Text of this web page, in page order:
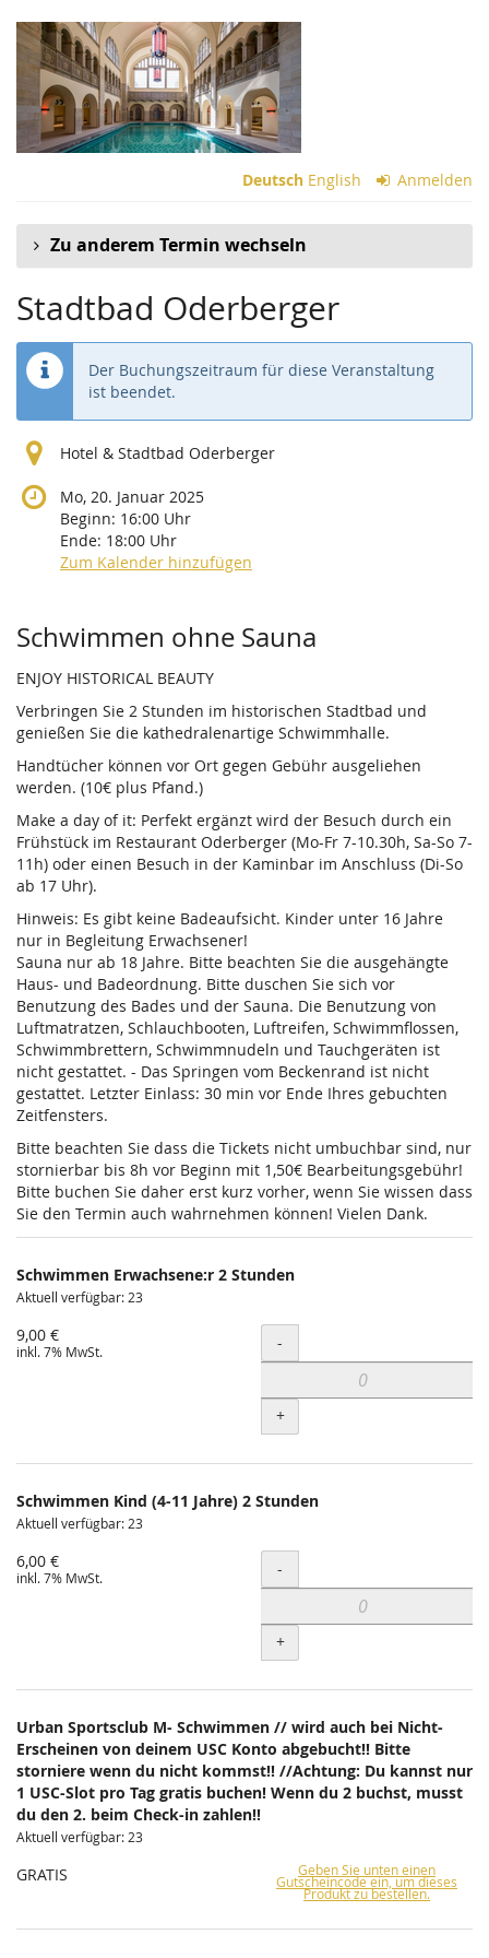
Zum
Haupt-
Inhalt
springen
Deutsch English Anmelden
Zu anderem Termin wechseln
Stadtbad Oderberger
Der Buchungszeitraum für diese Veranstaltung
ist beendet.
Hotel & Stadtbad Oderberger
Mo, 20. Januar 2025
Beginn: 16:00 Uhr
Ende: 18:00 Uhr
Zum Kalender hinzufügen
Produkte
Schwimmen ohne Sauna
ENJOY HISTORICAL BEAUTY
Verbringen Sie 2 Stunden im historischen Stadtbad und
genießen Sie die kathedralenartige Schwimmhalle.
Handtücher können vor Ort gegen Gebühr ausgeliehen
werden. (10€ plus Pfand.)
Make a day of it: Perfekt ergänzt wird der Besuch durch ein
Frühstück im Restaurant Oderberger (Mo-Fr 7-10.30h, Sa-So 7-
11h) oder einen Besuch in der Kaminbar im Anschluss (Di-So
ab 17 Uhr).
Hinweis: Es gibt keine Badeaufsicht. Kinder unter 16 Jahre
nur in Begleitung Erwachsener!
Sauna nur ab 18 Jahre. Bitte beachten Sie die ausgehängte
Haus- und Badeordnung. Bitte duschen Sie sich vor
Benutzung des Bades und der Sauna. Die Benutzung von
Luftmatratzen, Schlauchbooten, Luftreifen, Schwimmflossen,
Schwimmbrettern, Schwimmnudeln und Tauchgeräten ist
nicht gestattet. - Das Springen vom Beckenrand ist nicht
gestattet. Letzter Einlass: 30 min vor Ende Ihres gebuchten
Zeitfensters.
Bitte beachten Sie dass die Tickets nicht umbuchbar sind, nur
stornierbar bis 8h vor Beginn mit 1,50€ Bearbeitungsgebühr!
Bitte buchen Sie daher erst kurz vorher, wenn Sie wissen dass
Sie den Termin auch wahrnehmen können! Vielen Dank.
Schwimmen Erwachsene:r 2 Stunden
Aktuell verfügbar: 23
9,00 €
inkl. 7% MwSt. Menge
-
+
Schwimmen Kind (4-11 Jahre) 2 Stunden
Aktuell verfügbar: 23
6,00 €
inkl. 7% MwSt. Menge
-
+
Urban Sportsclub M- Schwimmen // wird auch bei Nicht-
Erscheinen von deinem USC Konto abgebucht!! Bitte
storniere wenn du nicht kommst!! //Achtung: Du kannst nur
1 USC-Slot pro Tag gratis buchen! Wenn du 2 buchst, musst
du den 2. beim Check-in zahlen!!
Aktuell verfügbar: 23
GRATIS Geben Sie unten einen
Gutscheincode ein, um dieses
Produkt zu bestellen.